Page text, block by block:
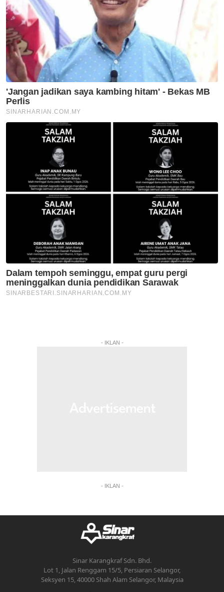
- IKLAN -
- IKLAN -
Sinar Karangkraf Sdn. Bhd.
Lot 1, Jalan Renggam 15/5, Persiaran Selangor,
Seksyen 15, 40000 Shah Alam Selangor, Malaysia